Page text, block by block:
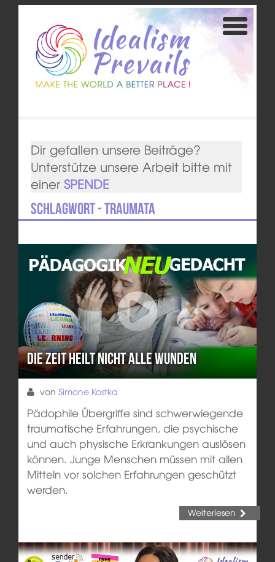
Dir gefallen unsere Beiträge?
Unterstütze unsere Arbeit bitte mit
einer SPENDE
Schlagwort - Traumata
Die Zeit heilt nicht alle Wunden
von Simone Kostka
Pädophile Übergriffe sind schwerwiegende
traumatische Erfahrungen, die psychische
und auch physische Erkrankungen auslösen
können. Junge Menschen müssen mit allen
Mitteln vor solchen Erfahrungen geschützt
werden.
Weiterlesen